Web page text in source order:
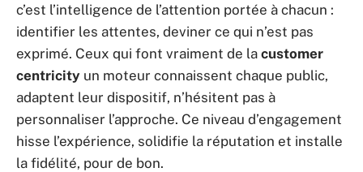
c’est l’intelligence de l’attention portée à chacun :
identifier les attentes, deviner ce qui n’est pas
exprimé. Ceux qui font vraiment de la customer
centricity un moteur connaissent chaque public,
adaptent leur dispositif, n’hésitent pas à
personnaliser l’approche. Ce niveau d’engagement
hisse l’expérience, solidifie la réputation et installe
la fidélité, pour de bon.